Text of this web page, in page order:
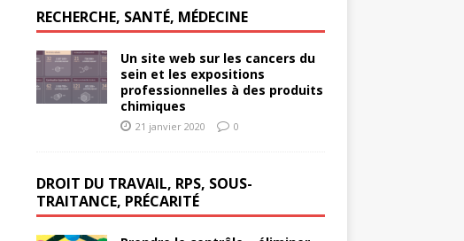
RECHERCHE, SANTÉ, MÉDECINE
Un site web sur les cancers du
sein et les expositions
professionnelles à des produits
chimiques
21 janvier 2020 0
DROIT DU TRAVAIL, RPS, SOUS-
TRAITANCE, PRÉCARITÉ